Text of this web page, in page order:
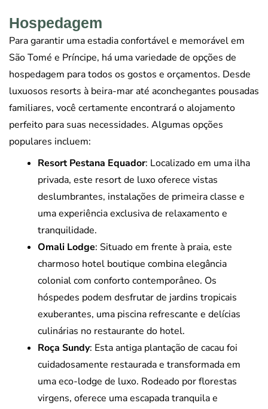
Hospedagem
Para garantir uma estadia confortável e memorável em
São Tomé e Príncipe, há uma variedade de opções de
hospedagem para todos os gostos e orçamentos. Desde
luxuosos resorts à beira-mar até aconchegantes pousadas
familiares, você certamente encontrará o alojamento
perfeito para suas necessidades. Algumas opções
populares incluem:
Resort Pestana Equador: Localizado em uma ilha
privada, este resort de luxo oferece vistas
deslumbrantes, instalações de primeira classe e
uma experiência exclusiva de relaxamento e
tranquilidade.
Omali Lodge: Situado em frente à praia, este
charmoso hotel boutique combina elegância
colonial com conforto contemporâneo. Os
hóspedes podem desfrutar de jardins tropicais
exuberantes, uma piscina refrescante e delícias
culinárias no restaurante do hotel.
Roça Sundy: Esta antiga plantação de cacau foi
cuidadosamente restaurada e transformada em
uma eco-lodge de luxo. Rodeado por florestas
virgens, oferece uma escapada tranquila e